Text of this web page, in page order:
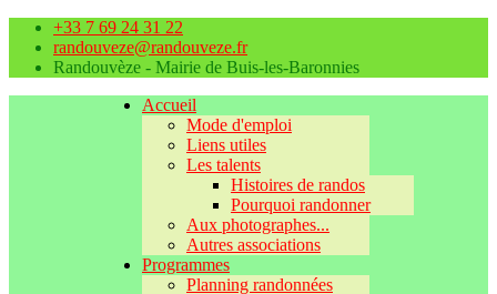
+33 7 69 24 31 22
randouveze@randouveze.fr
Randouvèze - Mairie de Buis-les-Baronnies
Accueil
Mode d'emploi
Liens utiles
Les talents
Histoires de randos
Pourquoi randonner
Aux photographes...
Autres associations
Programmes
Planning randonnées